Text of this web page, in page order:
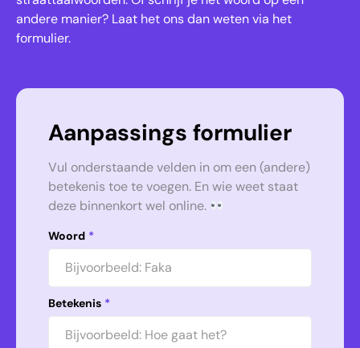
andere manier? Laat het ons dan weten via het
formulier.
Aanpassings formulier
Vul onderstaande velden in om een (andere)
betekenis toe te voegen. En wie weet staat
deze binnenkort wel online.
Woord *
Betekenis *